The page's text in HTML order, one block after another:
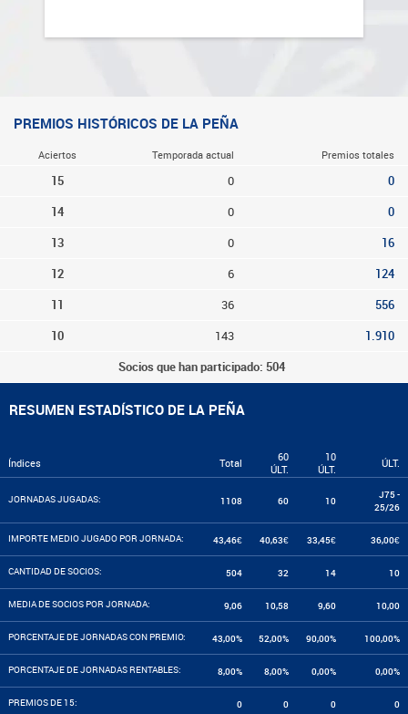
PREMIOS HISTÓRICOS DE LA PEÑA
Aciertos Temporada actual Premios totales
15 0 0
14 0 0
13 0 16
12 6 124
11 36 556
10 143 1.910
Socios que han participado: 504
RESUMEN ESTADÍSTICO DE LA PEÑA
Índices Total
60
ÚLT.
10
ÚLT.
ÚLT.
JORNADAS JUGADAS: 1108 60 10
J75 -
25/26
IMPORTE MEDIO JUGADO POR JORNADA: 43,46€ 40,63€ 33,45€ 36,00€
CANTIDAD DE SOCIOS: 504 32 14 10
MEDIA DE SOCIOS POR JORNADA: 9,06 10,58 9,60 10,00
PORCENTAJE DE JORNADAS CON PREMIO: 43,00% 52,00% 90,00% 100,00%
PORCENTAJE DE JORNADAS RENTABLES: 8,00% 8,00% 0,00% 0,00%
PREMIOS DE 15: 0 0 0 0